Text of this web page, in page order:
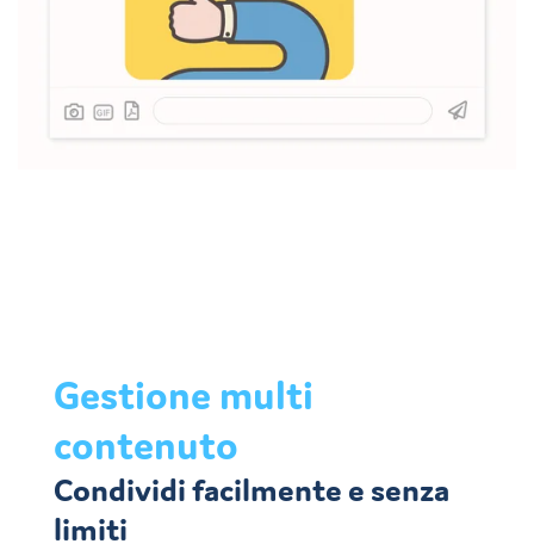
Gestione multi
contenuto
Condividi facilmente e senza
limiti